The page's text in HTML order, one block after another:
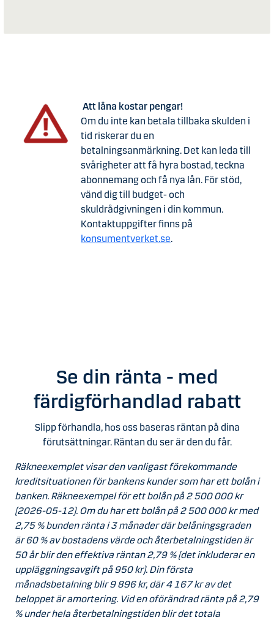
Att låna kostar pengar!
Om du inte kan betala tillbaka skulden i
tid riskerar du en
betalningsanmärkning. Det kan leda till
svårigheter att få hyra bostad, teckna
abonnemang och få nya lån. För stöd,
vänd dig till budget- och
skuldrådgivningen i din kommun.
Kontaktuppgifter finns på
konsumentverket.se.
Se din ränta - med
färdigförhandlad rabatt
Slipp förhandla, hos oss baseras räntan på dina
förutsättningar. Räntan du ser är den du får.
Räkneexemplet visar den vanligast förekommande
kreditsituationen för bankens kunder som har ett bolån i
banken. Räkneexempel för ett bolån på 2 500 000 kr
(2026-05-12). Om du har ett bolån på 2 500 000 kr med
2,75 % bunden ränta i 3 månader där belåningsgraden
är 60 % av bostadens värde och återbetalningstiden är
50 år blir den effektiva räntan 2,79 % (det inkluderar en
uppläggningsavgift på 950 kr). Din första
månadsbetalning blir 9 896 kr, där 4 167 kr av det
beloppet är amortering. Vid en oförändrad ränta på 2,79
% under hela återbetalningstiden blir det totala